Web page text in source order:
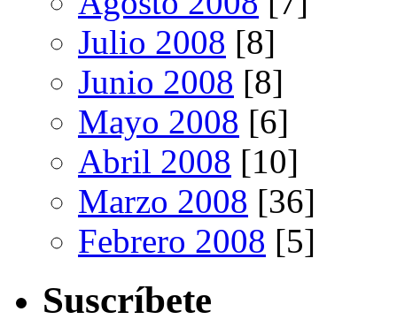
Julio 2008 [8]
Junio 2008 [8]
Mayo 2008 [6]
Abril 2008 [10]
Marzo 2008 [36]
Febrero 2008 [5]
Suscríbete